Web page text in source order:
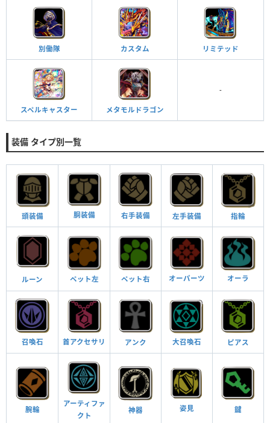
別働隊 カスタム リミテッド
スペルキャスター メタモルドラゴン
-
装備 タイプ別一覧
頭装備 胴装備 右手装備 左手装備 指輪
ルーン ペット左 ペット右 オーパーツ オーラ
召喚石 首アクセサリ アンク 大召喚石 ピアス
腕輪
アーティファ
クト
神器 姿見 鍵